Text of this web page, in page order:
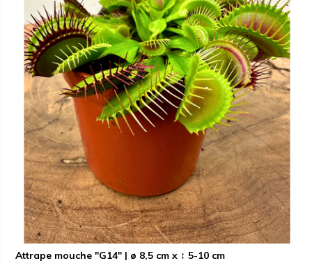
Attrape mouche "G14" | ø 8,5 cm x ↕ 5-10 cm